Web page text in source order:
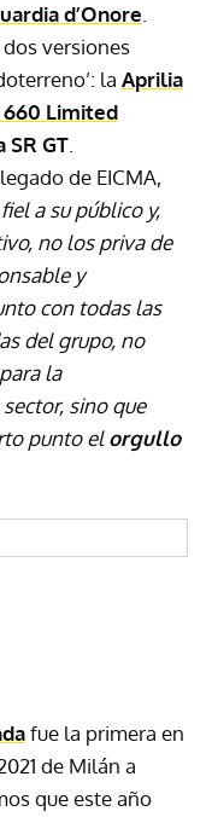
d’Onore.
versiones
la Aprilia
660 Limited
GT.
de EICMA,
a su público y,
no los priva de
y
con todas las
del grupo, no
la
sino que
punto elorgullo
fue la primera en
de Milán a
que este año